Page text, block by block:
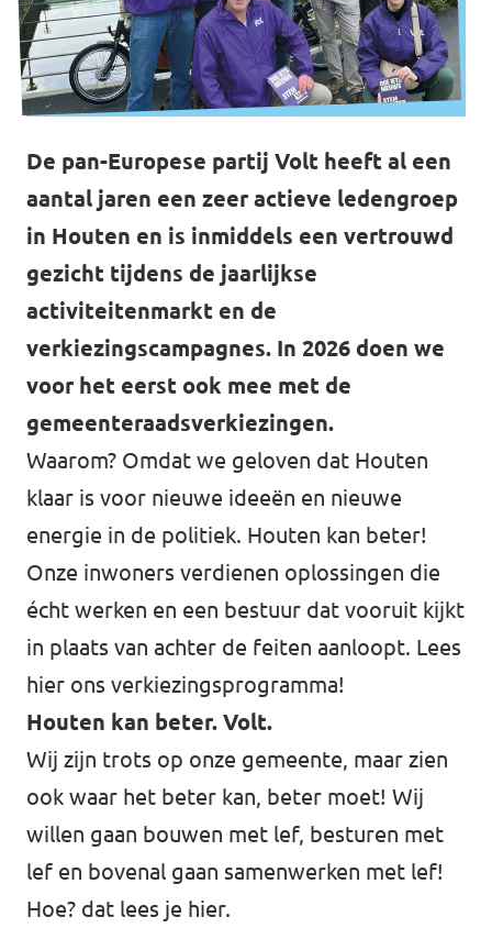
Volt Houten
Volt Soest
Volt Utrecht (Stad)
Volt Woerden
Volt Zeist
Volt Nederland
Volt Nederland
Agenda
Vacatures
Volt Amersfoort
Volt Baarn
Volt De Bilt
Volt Houten
Volt Soest
Volt Woerden
Volt Zeist
Doe mee!
De pan-Europese partij Volt heeft al een
aantal jaren een zeer actieve ledengroep
in Houten en is inmiddels een vertrouwd
gezicht tijdens de jaarlijkse
activiteitenmarkt en de
verkiezingscampagnes. In 2026 doen we
voor het eerst ook mee met de
gemeenteraadsverkiezingen.
Waarom? Omdat we geloven dat Houten
klaar is voor nieuwe ideeën en nieuwe
energie in de politiek. Houten kan beter!
Onze inwoners verdienen oplossingen die
écht werken en een bestuur dat vooruit kijkt
in plaats van achter de feiten aanloopt. Lees
hier ons verkiezingsprogramma!
Houten kan beter. Volt.
Wij zijn trots op onze gemeente, maar zien
ook waar het beter kan, beter moet! Wij
willen gaan bouwen met lef, besturen met
lef en bovenal gaan samenwerken met lef!
Hoe? dat lees je hier.